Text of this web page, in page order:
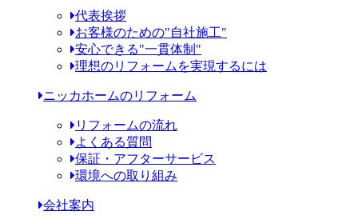
代表挨拶
お客様のための"自社施工"
安心できる"一貫体制"
理想のリフォームを実現するには
ニッカホームのリフォーム
リフォームの流れ
よくある質問
保証・アフターサービス
環境への取り組み
会社案内